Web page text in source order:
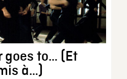
goes to… (Et
à…)